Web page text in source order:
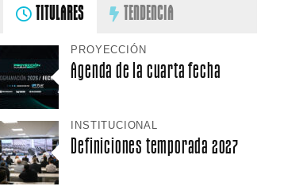
TITULARES TENDENCIA
PROYECCIÓN
Agenda de la cuarta fecha
INSTITUCIONAL
Definiciones temporada 2027